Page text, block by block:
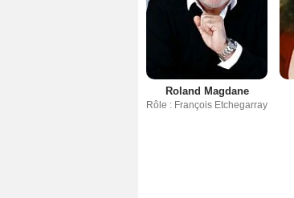
Roland Magdane
Rôle : François Etchegarray